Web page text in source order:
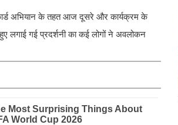
अभियान के तहत आज दूसरे और कार्यक्रम के
लगाई गई प्रदर्शनी का कई लोगों ने अवलोकन